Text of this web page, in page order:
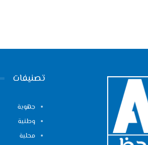
تصنيفات
جهوية
وطنية
محلية